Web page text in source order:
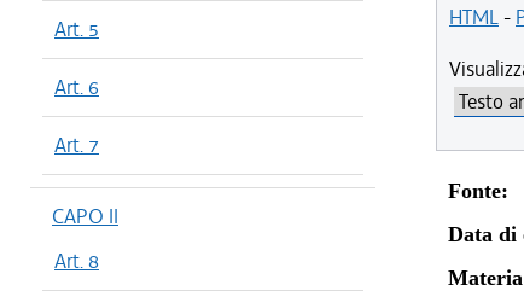
Art. 5
Art. 6
Art. 7
CAPO II
Art. 8
HTML-
Fonte:
Data di